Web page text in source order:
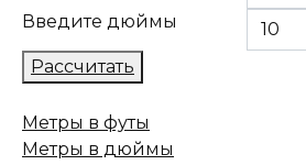
Введите дюймы
Рассчитать
Метры в футы
Метры в дюймы